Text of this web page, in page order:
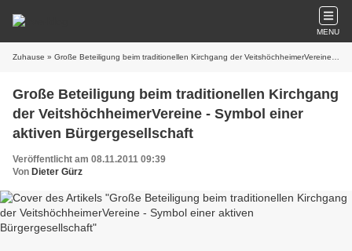
MENU
Zuhause » Große Beteiligung beim traditionellen Kirchgang der VeitshöchheimerVereine - Symbol einer aktiven Bürgergesellschaft
Große Beteiligung beim traditionellen Kirchgang
der VeitshöchheimerVereine - Symbol einer
aktiven Bürgergesellschaft
Veröffentlicht am 08.11.2011 09:39
Von Dieter Gürz